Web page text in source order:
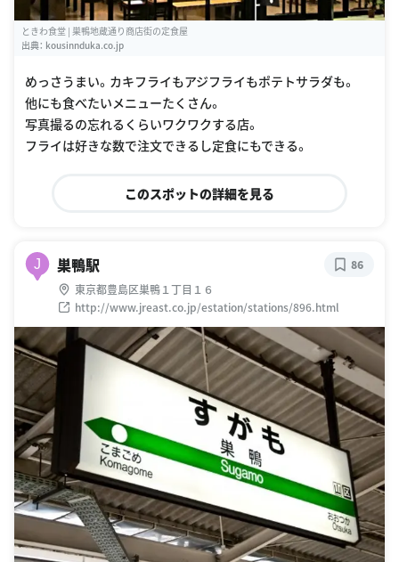
ときわ食堂 | 巣鴨地蔵通り商店街の定食屋
出典： kousinnduka.co.jp
めっさうまい。カキフライもアジフライもポテトサラダも。
他にも食べたいメニューたくさん。
写真撮るの忘れるくらいワクワクする店。
フライは好きな数で注文できるし定食にもできる。
このスポットの詳細を見る
J 巣鴨駅
東京都豊島区巣鴨１丁目１６
http://www.jreast.co.jp/estation/stations/896.html
86